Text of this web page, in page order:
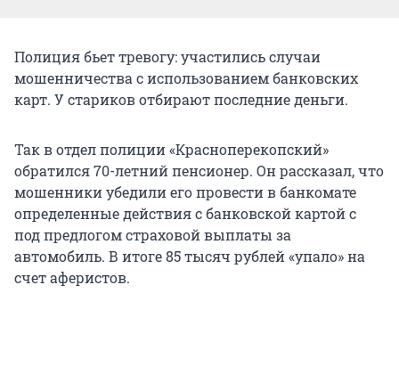
Полиция бьет тревогу: участились случаи
мошенничества с использованием банковских
карт. У стариков отбирают последние деньги.
Так в отдел полиции «Красноперекопский»
обратился 70-летний пенсионер. Он рассказал, что
мошенники убедили его провести в банкомате
определенные действия с банковской картой с
под предлогом страховой выплаты за
автомобиль. В итоге 85 тысяч рублей «упало» на
счет аферистов.